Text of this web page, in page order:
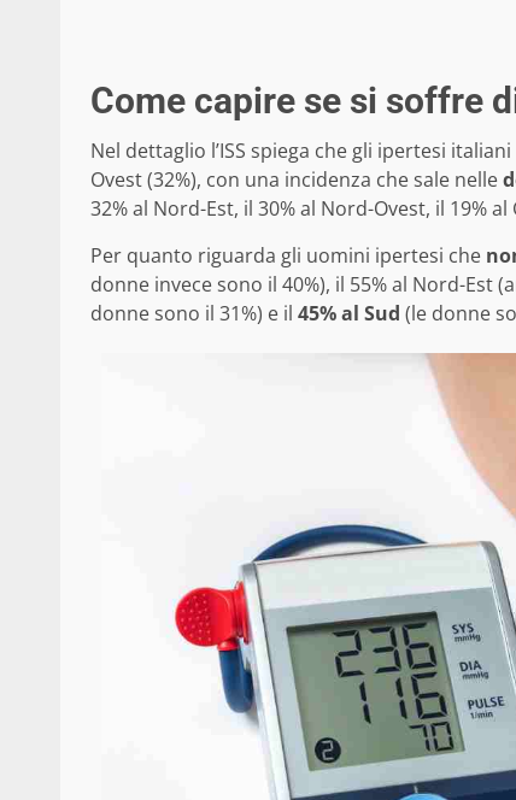
Come capire se si soffre
Nel dettaglio l’ISS spiega che gli ipertesi
Ovest (32%), con una incidenza che sale nelle
32% al Nord-Est, il 30% al Nord-Ovest, il 19% al
Per quanto riguarda gli uomini ipertesi che
donne invece sono il 40%), il 55% al Nord-Est
donne sono il 31%) e il 45% al Sud (le donne